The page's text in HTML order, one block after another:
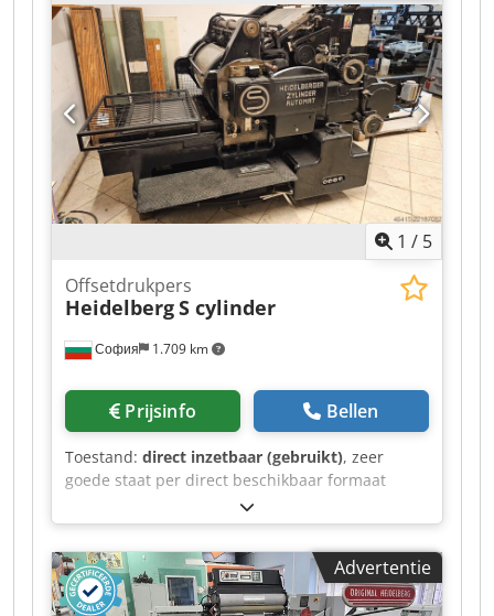
1 / 5
София 1.709 km
Offsetdrukpers
HeidelbergS cylinder
Prijsinfo Bellen
Toestand: direct inzetbaar (gebruikt), zeer
goede staat per direct beschikbaar formaat
54x72 Dkodpszgdcmjfx Aavjr
Advertentie